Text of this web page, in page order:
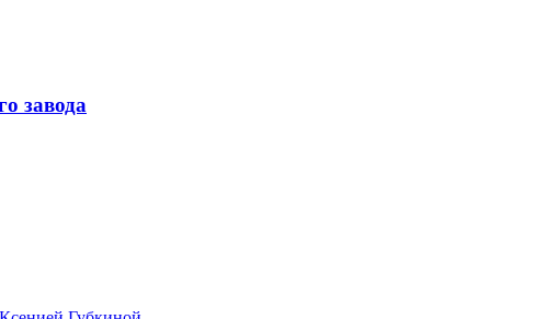
завода